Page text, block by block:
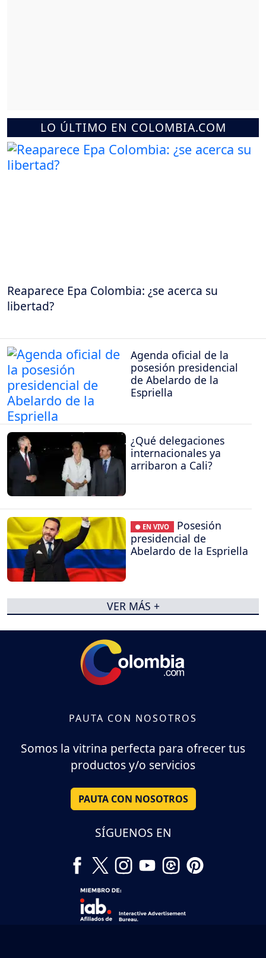
LO ÚLTIMO EN COLOMBIA.COM
Reaparece Epa Colombia: ¿se acerca su
libertad?
Agenda oficial de la
posesión presidencial
de Abelardo de la
Espriella
¿Qué delegaciones
internacionales ya
arribaron a Cali?
● EN VIVO
Posesión
presidencial de
Abelardo de la Espriella
VER MÁS +
PAUTA CON NOSOTROS
Somos la vitrina perfecta para ofrecer tus
productos y/o servicios
PAUTA CON NOSOTROS
SÍGUENOS EN